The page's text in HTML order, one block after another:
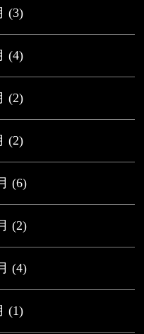
(3)
(4)
(2)
(2)
(6)
(2)
(4)
(1)